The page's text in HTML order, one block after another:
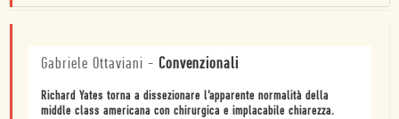
Gabriele Ottaviani - Convenzionali
Richard Yates torna a dissezionare l’apparente normalità della
middle class americana con chirurgica e implacabile chiarezza.